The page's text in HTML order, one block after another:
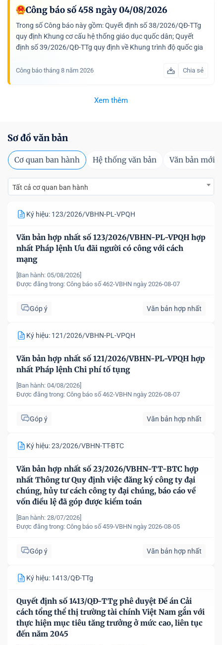
Công báo số 458 ngày 04/08/2026
Trong số Công báo này gồm: Quyết định số 38/2026/QĐ-TTg
quy định Khung cơ cấu hệ thống giáo dục quốc dân; Quyết
định số 39/2026/QĐ-TTg quy định về Khung trình độ quốc gia
Công báo tháng 8 năm 2026 Chia sẻ
Xem thêm
Sơ đồ văn bản
Cơ quan ban hành Hệ thống văn bản Văn bản mới
Tất cả cơ quan ban hành
Ký hiệu: 123/2026/VBHN-PL-VPQH
Văn bản hợp nhất số 123/2026/VBHN-PL-VPQH hợp
nhất Pháp lệnh Ưu đãi người có công với cách
mạng
[Ban hành: 05/08/2026]
Được đăng trong: Công báo số 462-VBHN ngày 2026-08-07
Góp ý Văn bản hợp nhất
Ký hiệu: 121/2026/VBHN-PL-VPQH
Văn bản hợp nhất số 121/2026/VBHN-PL-VPQH hợp
nhất Pháp lệnh Chi phí tố tụng
[Ban hành: 04/08/2026]
Được đăng trong: Công báo số 462-VBHN ngày 2026-08-07
Góp ý Văn bản hợp nhất
Ký hiệu: 23/2026/VBHN-TT-BTC
Văn bản hợp nhất số 23/2026/VBHN-TT-BTC hợp
nhất Thông tư Quy định việc đăng ký công ty đại
chúng, hủy tư cách công ty đại chúng, báo cáo về
vốn điều lệ đã góp được kiểm toán
[Ban hành: 28/07/2026]
Được đăng trong: Công báo số 459-VBHN ngày 2026-08-05
Góp ý Văn bản hợp nhất
Ký hiệu: 1413/QĐ-TTg
Quyết định số 1413/QĐ-TTg phê duyệt Đề án Cải
cách tổng thể thị trường tài chính Việt Nam gắn với
thực hiện mục tiêu tăng trưởng ở mức cao, liên tục
đến năm 2045